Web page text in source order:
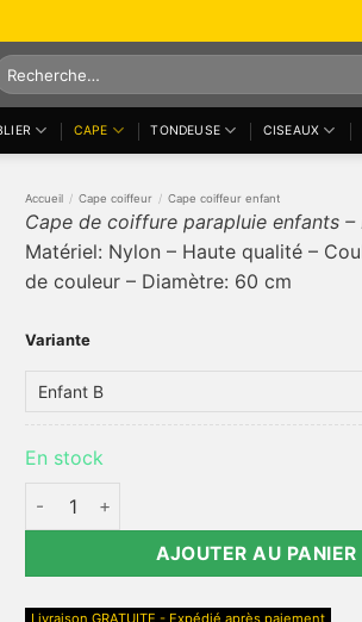
:
CAPE TONDEUSE CISEAUX
€.
Accueil / Cape coiffeur / Cape coiffeur enfant
Cape de coiffure parapluie enfants –
Matériel: Nylon – Haute qualité –
de couleur – Diamètre: 60 cm
Variante
En stock
quantité de Cape de coiffure parapluie
AJOUTER AU PANIER
Livraison GRATUITE - Expédié après paiement